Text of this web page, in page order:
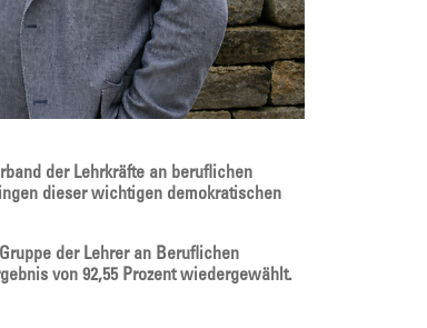
der Lehrkräfte an beruflichen
dieser wichtigen demokratischen
der Lehrer an Beruflichen
von 92,55 Prozent wiedergewählt.